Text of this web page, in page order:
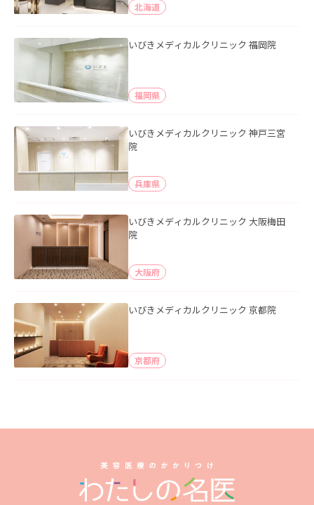
北海道
いびきメディカルクリニック 福岡院
福岡県
いびきメディカルクリニック 神戸三宮
院
兵庫県
いびきメディカルクリニック 大阪梅田
院
大阪府
いびきメディカルクリニック 京都院
京都府